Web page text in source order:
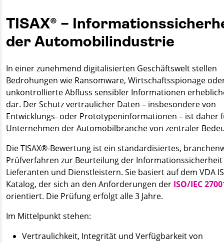
TISAX® –
der Automobilindustrie
In einer zunehmend digitalisierten Geschäftswelt stellen
Bedrohungen wie Ransomware, Wirtschaftsspionage
unkontrollierte Abfluss sensibler Informationen
dar. Der Schutz vertraulicher Daten – insbesondere von
Entwicklungs- oder Prototypeninformationen – ist daher
Unternehmen der Automobilbranche von zentraler
Die TISAX®-Bewertung ist ein standardisiertes,
Prüfverfahren zur Beurteilung der
Lieferanten und Dienstleistern. Sie basiert auf dem VDA
Katalog, der sich an den Anforderungen der ISO/IEC
orientiert. Die Prüfung erfolgt alle 3 Jahre.
Im Mittelpunkt stehen:
Vertraulichkeit, Integrität und Verfügbarkeit von